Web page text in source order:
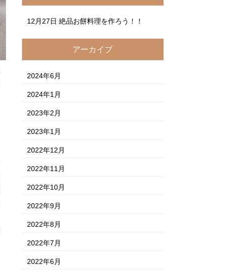
12月27日 絶品お餅料理を作ろう！！
アーカイブ
2024年6月
2024年1月
2023年2月
2023年1月
2022年12月
2022年11月
2022年10月
2022年9月
2022年8月
2022年7月
2022年6月